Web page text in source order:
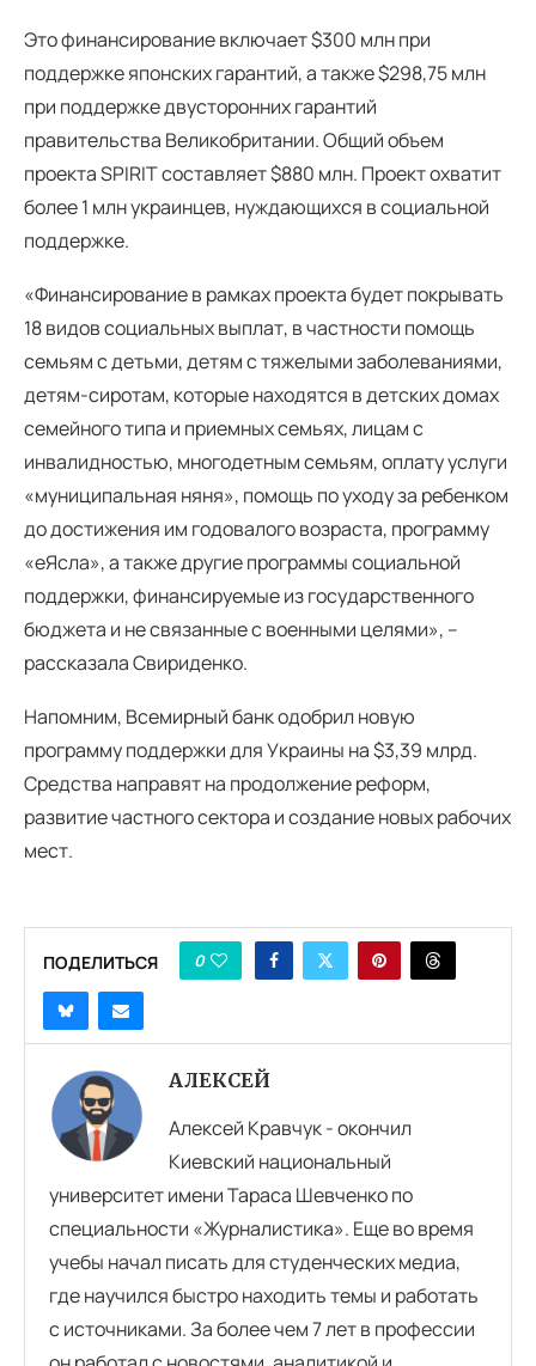
Это финансирование включает $300 млн при
поддержке японских гарантий, а также $298,75 млн
при поддержке двусторонних гарантий
правительства Великобритании. Общий объем
проекта SPIRIT составляет $880 млн. Проект охватит
более 1 млн украинцев, нуждающихся в социальной
поддержке.
«Финансирование в рамках проекта будет покрывать
18 видов социальных выплат, в частности помощь
семьям с детьми, детям с тяжелыми заболеваниями,
детям-сиротам, которые находятся в детских домах
семейного типа и приемных семьях, лицам с
инвалидностью, многодетным семьям, оплату услуги
«муниципальная няня», помощь по уходу за ребенком
до достижения им годовалого возраста, программу
«еЯсла», а также другие программы социальной
поддержки, финансируемые из государственного
бюджета и не связанные с военными целями», –
рассказала Свириденко.
Напомним, Всемирный банк одобрил новую
программу поддержки для Украины на $3,39 млрд.
Средства направят на продолжение реформ,
развитие частного сектора и создание новых рабочих
мест.
ПОДЕЛИТЬСЯ 0
АЛЕКСЕЙ
Алексей Кравчук - окончил
Киевский национальный
университет имени Тараса Шевченко по
специальности «Журналистика». Еще во время
учебы начал писать для студенческих медиа,
где научился быстро находить темы и работать
с источниками. За более чем 7 лет в профессии